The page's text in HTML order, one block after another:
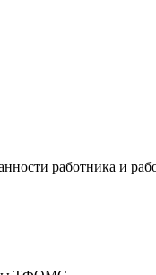
работника и